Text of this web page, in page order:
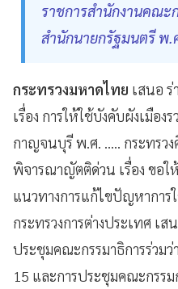
ราชการสำนักงานคณะ
สำนักนายกรัฐมนตรี พ.
กระทรวงมหาดไทย เสนอ ร่
เรื่อง การให้ใช้บังคับผังเมือ
กาญจนบุรี พ.ศ. ..... กระทรว
พิจารณาญัตติด่วน เรื่อง ขอ
แนวทางการแก้ไขปัญหาการ
กระทรวงการต่างประเทศ เ
ประชุมคณะกรรมาธิการร่วมว่
15 และการประชุมคณะกรรม